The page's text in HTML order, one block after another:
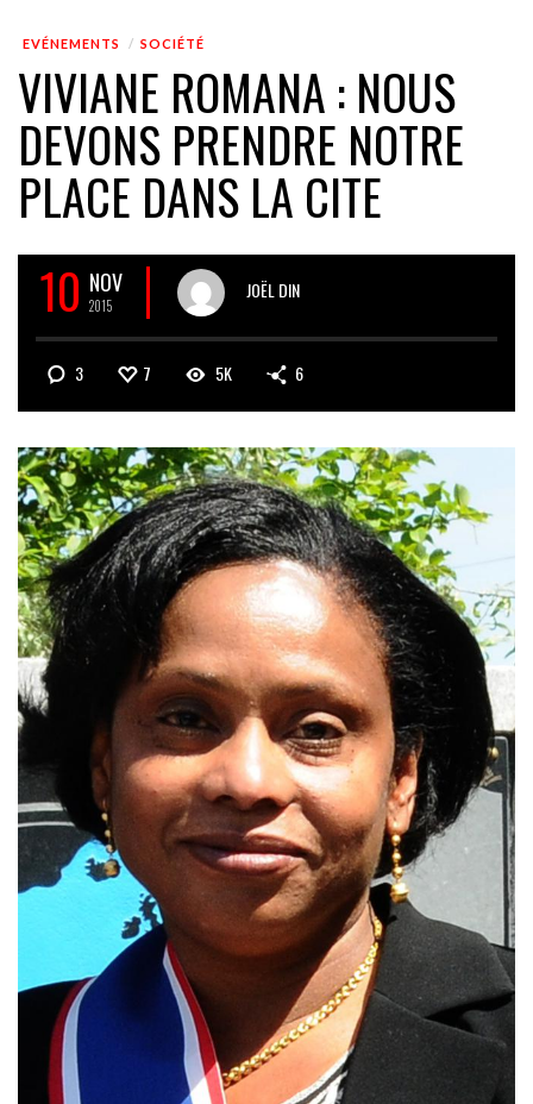
EVÉNEMENTS SOCIÉTÉ
VIVIANE ROMANA : NOUS
DEVONS PRENDRE NOTRE
PLACE DANS LA CITE
10 NOV
2015
JOËL DIN
3 7 5K 6